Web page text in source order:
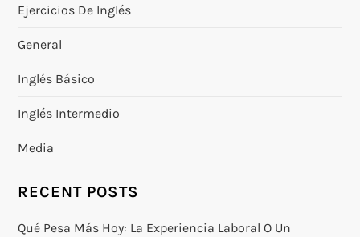
Ejercicios De Inglés
General
Inglés Básico
Inglés Intermedio
Media
RECENT POSTS
Qué Pesa Más Hoy: La Experiencia Laboral O Un